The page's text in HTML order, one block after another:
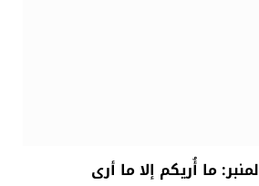
ما أُريكم إلا ما أرى